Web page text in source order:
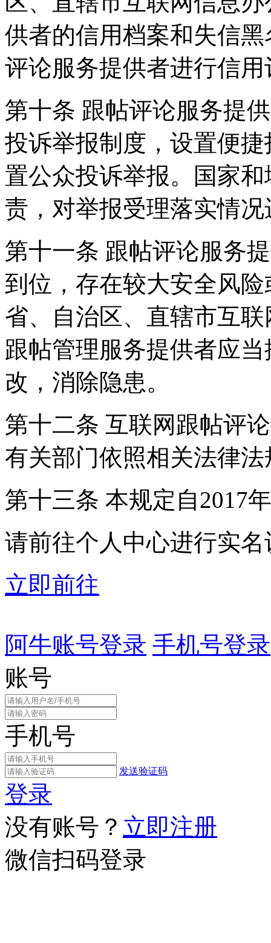
供者的信用档案和失信
评论服务提供者进行信用
第十条 跟帖评论服务提
投诉举报制度，设置便
置公众投诉举报。国家
责，对举报受理落实情
第十一条 跟帖评论服务
到位，存在较大安全风
省、自治区、直辖市互
跟帖管理服务提供者应
改，消除隐患。
第十二条 互联网跟帖评
有关部门依照相关法律
第十三条 本规定自2017
请前往个人中心进行实名
立即前往
阿牛账号登录 手机号登录
账号
手机号
发送验证码
登录
没有账号？ 立即注册
微信扫码登录